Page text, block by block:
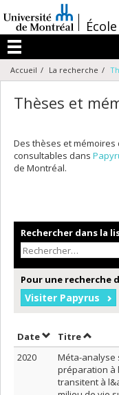
au
contenu
/
Menu
Accueil La recherche
Thèses et
Des thèses et
consultables dans
de Montréal.
Rechercher dans la
Pour une recherche
Visiter Papyrus
DateTrier par date
TitreTrier
2020
Méta-analyse
préparation à
transitent à